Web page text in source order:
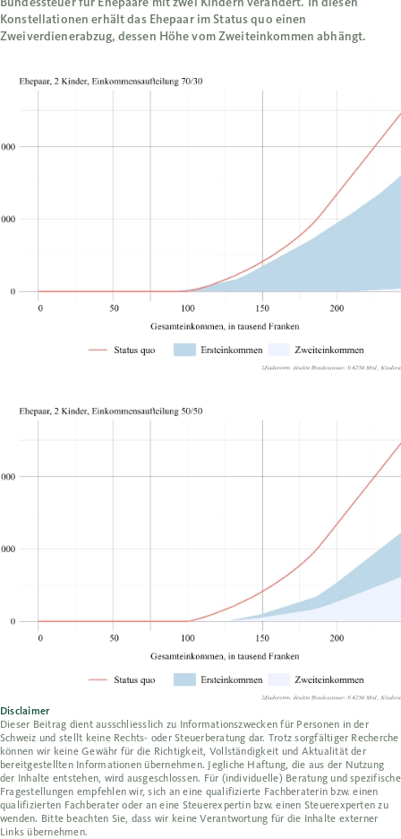
Konstellationen erhält das Ehepaar im Status quo einen
Zweiverdienerabzug, dessen Höhe vom Zweiteinkommen abhängt.
Disclaimer
Dieser Beitrag dient ausschliesslich zu Informationszwecken für Personen in der
Schweiz und stellt keine Rechts- oder Steuerberatung dar. Trotz sorgfältiger Recherche
können wir keine Gewähr für die Richtigkeit, Vollständigkeit und Aktualität der
bereitgestellten Informationen übernehmen. Jegliche Haftung, die aus der Nutzung
der Inhalte entstehen, wird ausgeschlossen. Für (individuelle) Beratung und spezifische
Fragestellungen empfehlen wir, sich an eine qualifizierte Fachberaterin bzw. einen
qualifizierten Fachberater oder an eine Steuerexpertin bzw. einen Steuerexperten zu
wenden. Bitte beachten Sie, dass wir keine Verantwortung für die Inhalte externer
Links übernehmen.